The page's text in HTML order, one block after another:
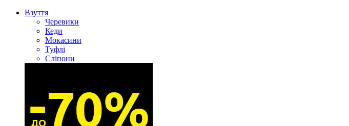
Взуття
Черевики
Кеди
Мокасини
Туфлі
Сліпони